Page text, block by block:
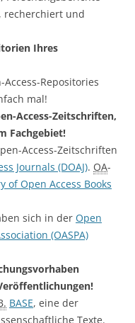
recherchiert und
Ihres
Repositories
mal!
Access-Zeitschriften,
Fachgebiet!
Access-Zeitschriften
Journals (DOAJ). OA-
of Open Access Books
sich in der Open
(OASPA)
BASE, eine der
Texte.